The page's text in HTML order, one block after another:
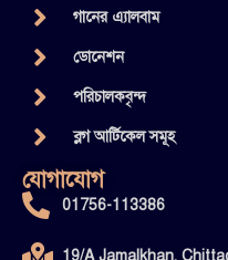
গানের এ্যালবাম
ডোনেশন
পরিচালকবৃন্দ
ব্লগ আর্টিকেল সমূহ
যোগাযোগ
01756-113386
19/A Jamalkhan,